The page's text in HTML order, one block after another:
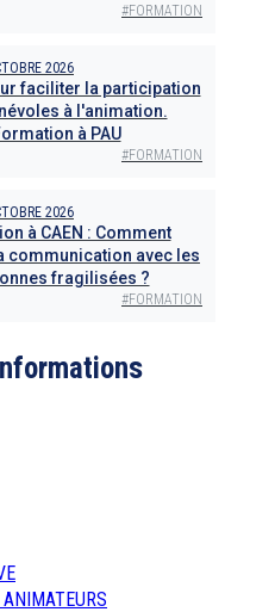
#FORMATION
2026
faciliter la participation
à l'animation.
à PAU
#FORMATION
2026
à CAEN : Comment
communication avec les
fragilisées ?
#FORMATION